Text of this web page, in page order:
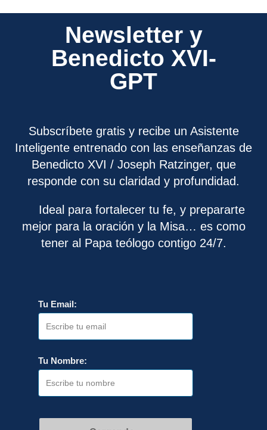
Newsletter y
Benedicto XVI-
GPT
Subscríbete gratis y recibe un Asistente
Inteligente entrenado con las enseñanzas de
Benedicto XVI / Joseph Ratzinger, que
responde con su claridad y profundidad.
Ideal para fortalecer tu fe, y prepararte
mejor para la oración y la Misa… es como
tener al Papa teólogo contigo 24/7.
Tu Email:
Tu Nombre: